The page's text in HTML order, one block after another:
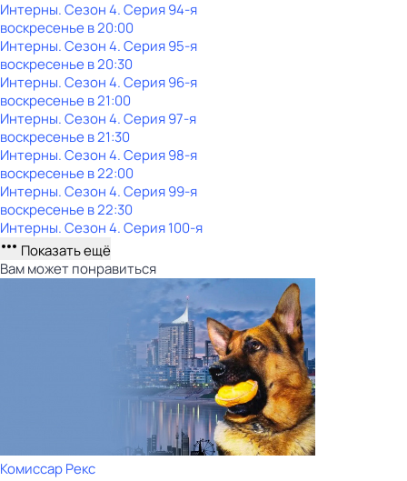
Интерны. Сезон 4. Серия 94-я
воскресенье в20:00
Интерны. Сезон 4. Серия 95-я
воскресенье в20:30
Интерны. Сезон 4. Серия 96-я
воскресенье в21:00
Интерны. Сезон 4. Серия 97-я
воскресенье в21:30
Интерны. Сезон 4. Серия 98-я
воскресенье в22:00
Интерны. Сезон 4. Серия 99-я
воскресенье в22:30
Интерны. Сезон 4. Серия 100-я
Показать ещё
Вам может понравиться
Комиссар Рекс